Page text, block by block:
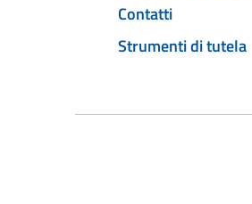
Contatti
Strumenti di tutela